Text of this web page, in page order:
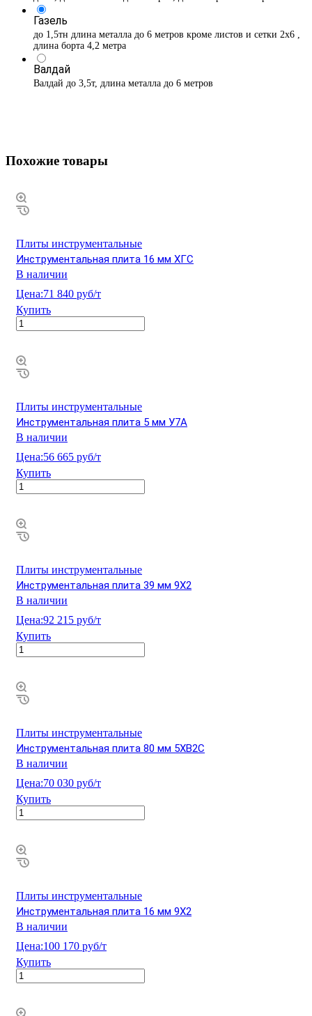
Газель
до 1,5тн длина металла до 6 метров кроме листов и сетки 2х6 ,
длина борта 4,2 метра
Валдай
Валдай до 3,5т, длина металла до 6 метров
Похожие товары
Плиты инструментальные
Инструментальная плита 16 мм ХГС
В наличии
Цена:71 840 руб/т
Купить
Плиты инструментальные
Инструментальная плита 5 мм У7А
В наличии
Цена:56 665 руб/т
Купить
Плиты инструментальные
Инструментальная плита 39 мм 9Х2
В наличии
Цена:92 215 руб/т
Купить
Плиты инструментальные
Инструментальная плита 80 мм 5ХВ2С
В наличии
Цена:70 030 руб/т
Купить
Плиты инструментальные
Инструментальная плита 16 мм 9Х2
В наличии
Цена:100 170 руб/т
Купить